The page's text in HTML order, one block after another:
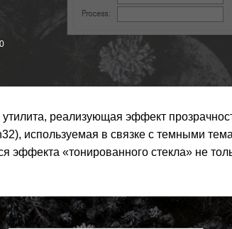
0
реализующая эффект
используемая в связке с темными
эффекта «тонированного стекла» не